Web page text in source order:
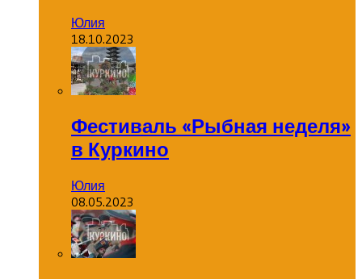
Юлия
18.10.2023
Фестиваль «Рыбная неделя»
в Куркино
Юлия
08.05.2023